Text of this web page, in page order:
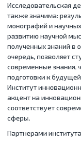
Исследовательская
также значима:
монографий и научных
развитию научной
полученных знаний в
очередь, позволяет
современные знания,
подготовки к
Институт
акцент на
соответствует
сферы.
Партнерами